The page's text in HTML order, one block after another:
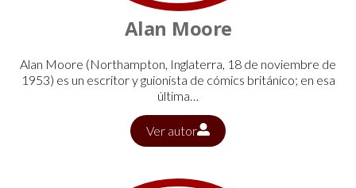
Alan Moore
Alan Moore (Northampton, Inglaterra, 18 de noviembre de
1953) es un escritor y guionista de cómics británico; en esa
última…
Ver autor